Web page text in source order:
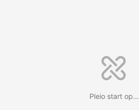
Pleio start op...